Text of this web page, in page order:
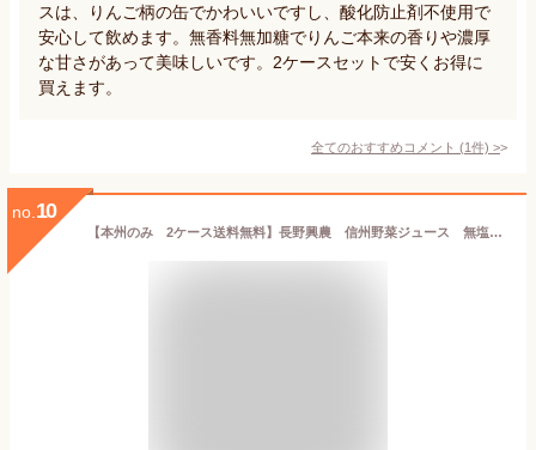
スは、りんご柄の缶でかわいいですし、酸化防止剤不使用で
安心して飲めます。無香料無加糖でりんご本来の香りや濃厚
な甘さがあって美味しいです。2ケースセットで安くお得に
買えます。
全てのおすすめコメント (1件) >
no. 10
【本州のみ 2ケース送料無料】長野興農 信州野菜ジュース 無塩 190g 30缶入り×2ケース 合計60本 国産野菜汁100％トマトミックスジュース食塩無添加北海道・四国・九州行きは追加送料220円かかります。オールNAGANOモール